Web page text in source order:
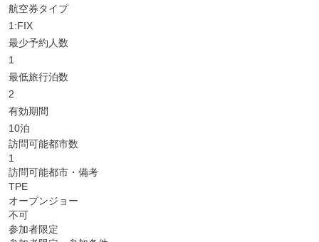
航空券タイプ
1:FIX
最少予約人数
1
最低旅行泊数
2
有効期間
10泊
訪問可能都市数
1
訪問可能都市・備考
TPE
オープンジョー
不可
参加者限定